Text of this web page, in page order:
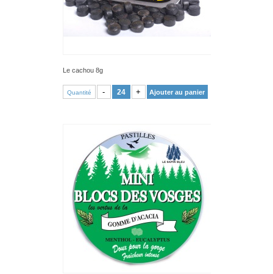
Le cachou 8g
Quantité - + Ajouter au panier